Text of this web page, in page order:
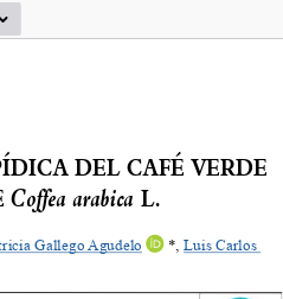
DEL CAFÉ VERDE
Coffea arabica L.
Gallego Agudelo
*, Luis Carlos